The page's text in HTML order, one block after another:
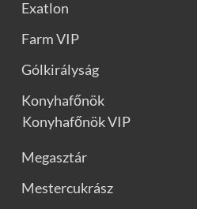
Exatlon
Farm VIP
Gólkirályság
Konyhafőnök
Konyhafőnök VIP
Megasztár
Mestercukrász